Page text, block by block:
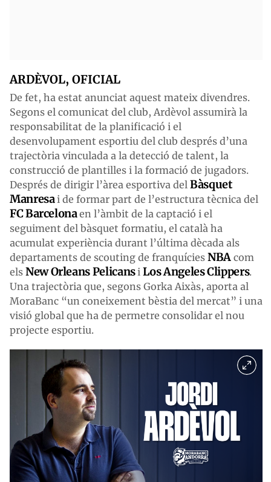
ARDÈVOL, OFICIAL
De fet, ha estat anunciat aquest mateix divendres.
Segons el comunicat del club, Ardèvol assumirà la
responsabilitat de la planificació i el
desenvolupament esportiu del club després d’una
trajectòria vinculada a la detecció de talent, la
construcció de plantilles i la formació de jugadors.
Després de dirigir l’àrea esportiva del Bàsquet
Manresai de formar part de l’estructura tècnica del
FC Barcelonaen l’àmbit de la captació i el
seguiment del bàsquet formatiu, el català ha
acumulat experiència durant l’última dècada als
departaments de scouting de franquícies NBAcom
els New Orleans PelicansiLos Angeles Clippers.
Una trajectòria que, segons Gorka Aixàs, aporta al
MoraBanc “un coneixement bèstia del mercat” i una
visió global que ha de permetre consolidar el nou
projecte esportiu.